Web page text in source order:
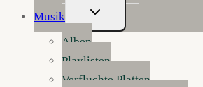
Musik
Untermenü
Umschalten
Alben
Playlisten
Verfluchte Platten